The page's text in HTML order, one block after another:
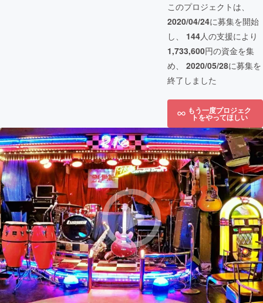
このプロジェクトは、
2020/04/24に募集を開始
し、 144人の支援により
1,733,600円の資金を集
め、 2020/05/28に募集を
終了しました
もう一度プロジェク
トをやってほしい